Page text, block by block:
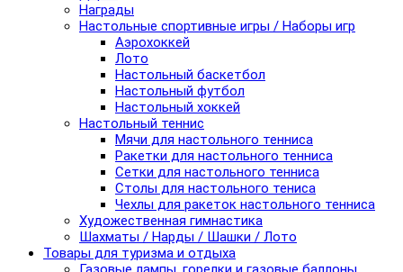
Награды
Настольные спортивные игры / Наборы игр
Аэрохоккей
Лото
Настольный баскетбол
Настольный футбол
Настольный хоккей
Настольный теннис
Мячи для настольного тенниса
Ракетки для настольного тенниса
Сетки для настольного тенниса
Столы для настольного тениса
Чехлы для ракеток настольного тенниса
Художественная гимнастика
Шахматы / Нарды / Шашки / Лото
Товары для туризма и отдыха